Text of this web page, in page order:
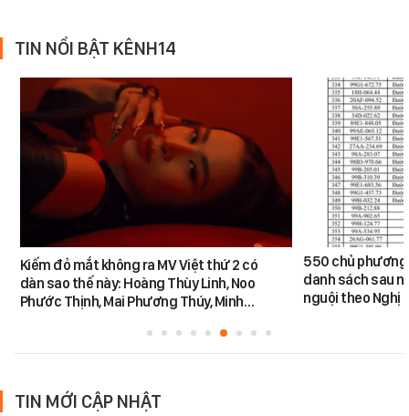
TIN NỔI BẬT KÊNH14
Kiếm đỏ mắt không ra MV Việt thứ 2 có
dàn sao thế này: Hoàng Thùy Linh, Noo
Phước Thịnh, Mai Phương Thúy, Minh…
550 chủ
danh sách sau
nguội theo Nghị
TIN MỚI CẬP NHẬT